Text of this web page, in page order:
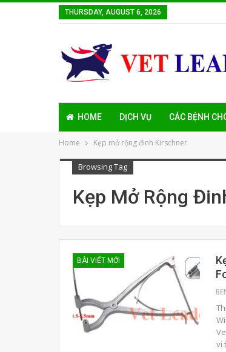
THURSDAY, AUGUST 6, 2026
HOME DỊCH VỤ CÁC BỆNH
Home Kẹp mở rộng đinh Kirschner
Browsing Tag
Kẹp Mở Rộng
BÀI VIẾT MỚI
vị